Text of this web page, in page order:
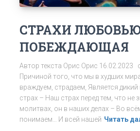
СТРАХИ
ПОБЕЖДАЮЩАЯ
Автор текста Орис Орис 16.02.2023
Причиной того, что мы в худших
враждуем, страдаем, Является
страх – Наш страх перед тем, что не
молитвах, он в наших делах – Во
понимаем… И всей нашей Читать